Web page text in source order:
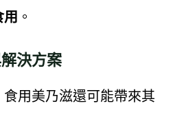
。
決方案
用美乃滋還可能帶來其